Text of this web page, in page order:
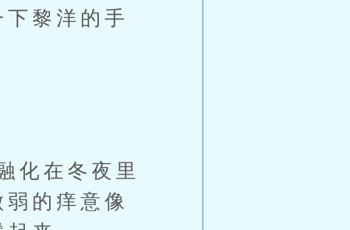
黎洋的手
化在冬夜里
的痒意像